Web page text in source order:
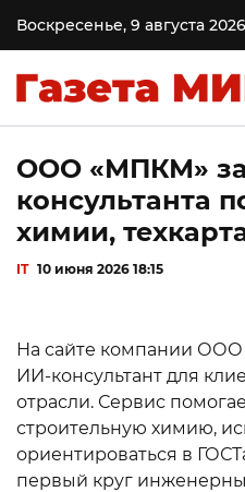
Воскресенье, 9 августа 2026
ООО «МПКМ»
консультанта
химии,
IT 10 июня 2026 18:15
На сайте компании
ИИ-консультант для
отрасли. Сервис
строительную химию,
ориентироваться в
первый круг